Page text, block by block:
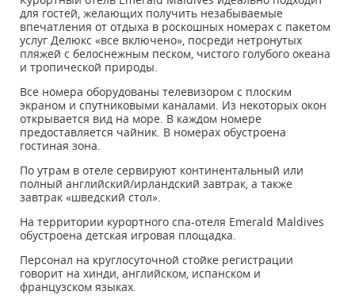
для гостей, желающих получить незабываемые
впечатления от отдыха в роскошных номерах с пакетом
услуг Делюкс «все включено», посреди нетронутых
пляжей с белоснежным песком, чистого голубого океана
и тропической природы.
Все номера оборудованы телевизором с плоским
экраном и спутниковыми каналами. Из некоторых окон
открывается вид на море. В каждом номере
предоставляется чайник. В номерах обустроена
гостиная зона.
По утрам в отеле сервируют континентальный или
полный английский/ирландский завтрак, а также
завтрак «шведский стол».
На территории курортного спа-отеля Emerald Maldives
обустроена детская игровая площадка.
Персонал на круглосуточной стойке регистрации
говорит на хинди, английском, испанском и
французском языках.